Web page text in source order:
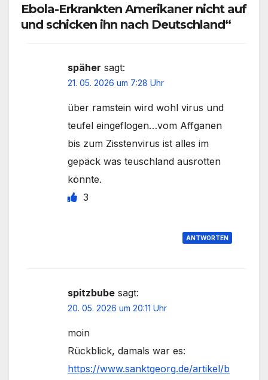
Ebola-Erkrankten Amerikaner nicht auf
und schicken ihn nach Deutschland“
späher sagt:
21. 05. 2026 um 7:28 Uhr
über ramstein wird wohl virus und
teufel eingeflogen…vom Affganen
bis zum Zisstenvirus ist alles im
gepäck was teuschland ausrotten
könnte.
3
ANTWORTEN
spitzbube sagt:
20. 05. 2026 um 20:11 Uhr
moin
Rückblick, damals war es:
https://www.sanktgeorg.de/artikel/b